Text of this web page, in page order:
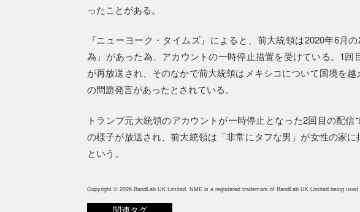
ったことがある。
『ニューヨーク・タイムズ』によると、前大統領は2020年6月
為」があった為、アカウントの一時停止措置を受けている。1回
が再放送され、そのなかで前大統領はメキシコについて国境を
の問題発言があったとされている。
トランプ元大統領のアカウントが一時停止となった2回目の配
の様子が放送され、前大統領は「非常にタフな男」が女性の家
という。
Copyright © 2026 BandLab UK Limited. NME is a registered trademark of BandLab UK Limited being used
関連タグ